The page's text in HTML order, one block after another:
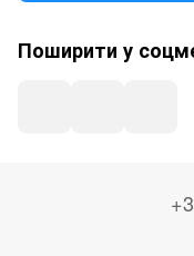
Поширити у